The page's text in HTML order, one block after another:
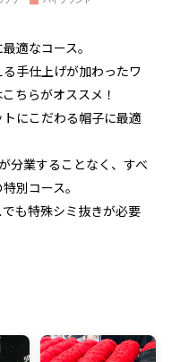
適なコース。
手仕上げが加わったワ
ちらがオススメ！
にこだわる帽子に最適
分業することなく、すべ
別コース。
も特殊シミ抜きが必要